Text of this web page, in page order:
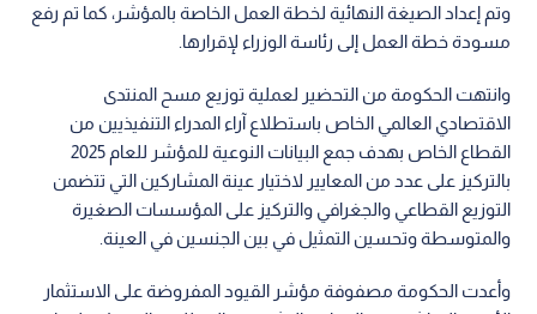
وتم إعداد الصيغة النهائية لخطة العمل الخاصة بالمؤشر، كما تم رفع
مسودة خطة العمل إلى رئاسة الوزراء لإقرارها.
وانتهت الحكومة من التحضير لعملية توزيع مسح المنتدى
الاقتصادي العالمي الخاص باستطلاع آراء المدراء التنفيذيين من
القطاع الخاص بهدف جمع البيانات النوعية للمؤشر للعام 2025
بالتركيز على عدد من المعايير لاختيار عينة المشاركين التي تتضمن
التوزيع القطاعي والجغرافي والتركيز على المؤسسات الصغيرة
والمتوسطة وتحسين التمثيل في بين الجنسين في العينة.
وأعدت الحكومة مصفوفة مؤشر القيود المفروضة على الاستثمار